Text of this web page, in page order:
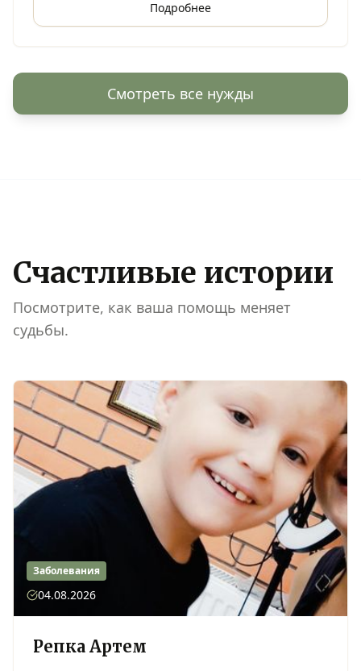
Подробнее
Смотреть все нужды
Счастливые истории
Посмотрите, как ваша помощь меняет
судьбы.
Заболевания
04.08.2026
Репка Артем